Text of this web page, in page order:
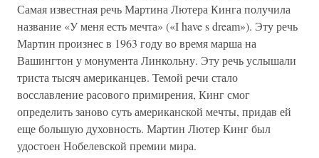
Самая известная речь Мартина Лютера Кинга получила
название «У меня есть мечта» («I have s dream»). Эту речь
Мартин произнес в 1963 году во время марша на
Вашингтон у монумента Линкольну. Эту речь услышали
триста тысяч американцев. Темой речи стало
восславление расового примирения, Кинг смог
определить заново суть американской мечты, придав ей
еще большую духовность. Мартин Лютер Кинг был
удостоен Нобелевской премии мира.